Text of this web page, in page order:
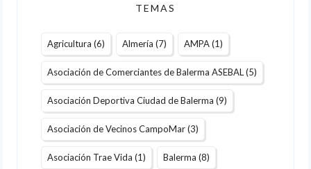
TEMAS
Agricultura (6) Almería (7) AMPA(1)
Asociación de Comerciantes de Balerma ASEBAL(5)
Asociación Deportiva Ciudad de Balerma (9)
Asociación de Vecinos CampoMar(3)
Asociación Trae Vida (1) Balerma (8)